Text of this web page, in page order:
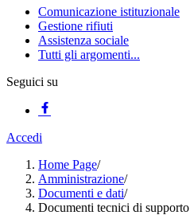
Comunicazione istituzionale
Gestione rifiuti
Assistenza sociale
Tutti gli argomenti...
Seguici su
Accedi
Home Page/
Amministrazione/
Documenti e dati/
Documenti tecnici di supporto